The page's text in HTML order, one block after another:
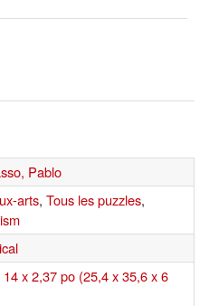
Pablo
arts, Tous les puzzles,
14 x 2,37 po (25,4 x 35,6 x 6